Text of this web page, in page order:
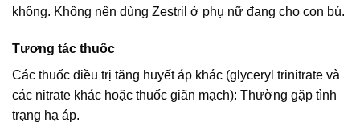
không. Không nên dùng Zestril ở phụ nữ đang cho con bú.
Tương tác thuốc
Các thuốc điều trị tăng huyết áp khác (glyceryl trinitrate và
các nitrate khác hoặc thuốc giãn mạch): Thường gặp tình
trạng hạ áp.